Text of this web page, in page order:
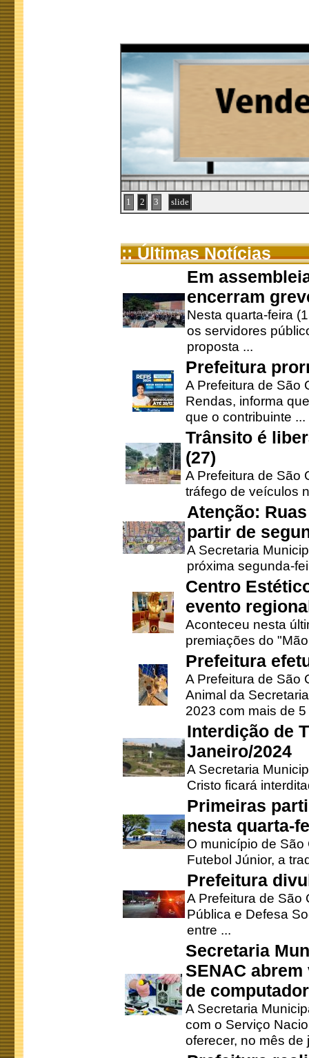
1 2 3 slide
:: Últimas Notícias
Em
encerram
Nesta quarta-feira
os servidores
proposta ...
Prefeitura
A Prefeitura de São
Rendas, informa
que o contribuinte ...
Trânsito é
(27)
A Prefeitura de São
tráfego de veículos
Atenção:
partir de
A Secretaria
próxima segunda-
Centro
evento
Aconteceu nesta
premiações do
Prefeitura
A Prefeitura de São
Animal da
2023 com mais de 5
Interdição de
Janeiro/2024
A Secretaria
Cristo ficará
Primeiras
nesta quarta-
O município de
Futebol Júnior, a
Prefeitura
A Prefeitura de São
Pública e Defesa
entre ...
Secretaria
SENAC
de
A Secretaria
com o Serviço
oferecer, no mês de